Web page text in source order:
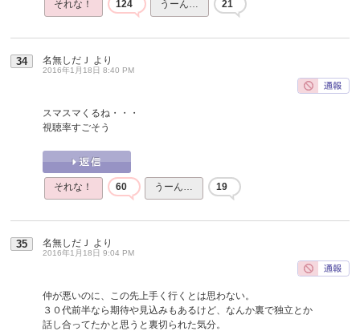
それな！ 124 うーん… 21
34 名無しだＪ より
2016年1月18日 8:40 PM
スマスマくるね・・・
視聴率すごそう
それな！ 60 うーん… 19
35 名無しだＪ より
2016年1月18日 9:04 PM
仲が悪いのに、この先上手く行くとは思わない。
３０代前半なら期待や見込みもあるけど、なんか裏で独立とか
話し合ってたかと思うと裏切られた気分。